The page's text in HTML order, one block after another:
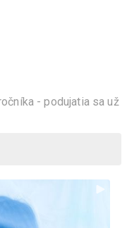
- podujatia sa už